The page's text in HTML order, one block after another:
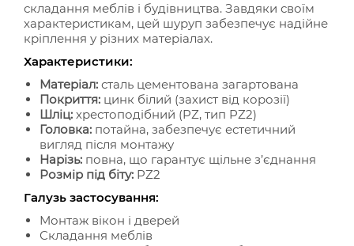
складання меблів і будівництва. Завдяки своїм
характеристикам, цей шуруп забезпечує надійне
кріплення у різних матеріалах.
Характеристики:
Матеріал: сталь цементована загартована
Покриття: цинк білий (захист від корозії)
Шліц: хрестоподібний (PZ, тип PZ2)
Головка: потайна, забезпечує естетичний
вигляд після монтажу
Нарізь: повна, що гарантує щільне з’єднання
Розмір під біту: PZ2
Галузь застосування:
Монтаж вікон і дверей
Складання меблів